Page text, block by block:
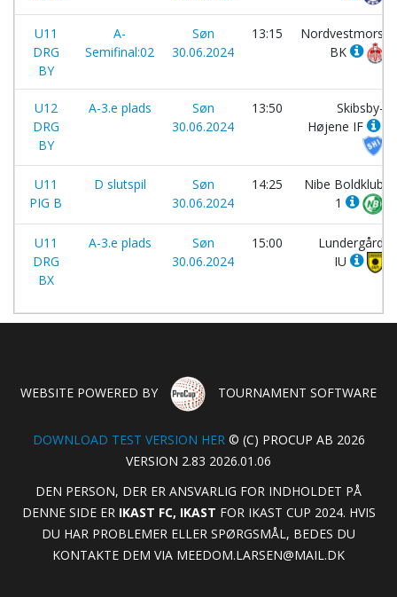
U11
DRG
BY
A-
Semifinal:02
Søn
30.06.2024
13:15
Nordvestmors
BK
U12
DRG
BY
A-3.e plads
Søn
30.06.2024
13:50
Skibsby-
Højene IF
U11
PIG B
D slutspil
Søn
30.06.2024
14:25
Nibe Boldklub
1
U11
DRG
BX
A-3.e plads
Søn
30.06.2024
15:00
Lundergård
IU
WEBSITE POWERED BY TOURNAMENT SOFTWARE
DOWNLOAD TEST VERSION HER© (C) PROCUP AB 2026
VERSION 2.83 2026.01.06
DEN PERSON, DER ER ANSVARLIG FOR INDHOLDET PÅ
DENNE SIDE ER IKAST FC, IKAST FOR IKAST CUP 2024. HVIS
DU HAR PROBLEMER ELLER SPØRGSMÅL, BEDES DU
KONTAKTE DEM VIA MEEDOM.LARSEN@MAIL.DK